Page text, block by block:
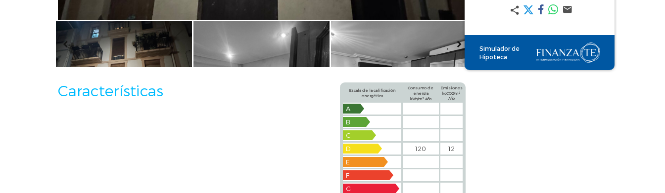
Características
Escala de la calificación
energética
Consumo de
energía
kWh/m2Año
Emisiones
kgCO2/m2
Año
A
B
C
D
120
12
E
F
G
Simulador de
Hipoteca